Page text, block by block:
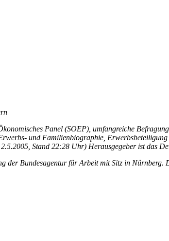
Panel (SOEP), umfangreiche
und Familienbiographie,
Stand 22:28 Uhr) Herausgegeber ist das
der Bundesagentur für Arbeit mit Sitz in